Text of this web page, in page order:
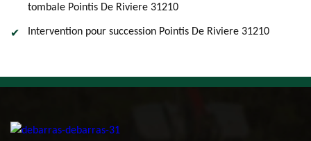
tombale Pointis De Riviere 31210
Intervention pour succession Pointis De Riviere 31210